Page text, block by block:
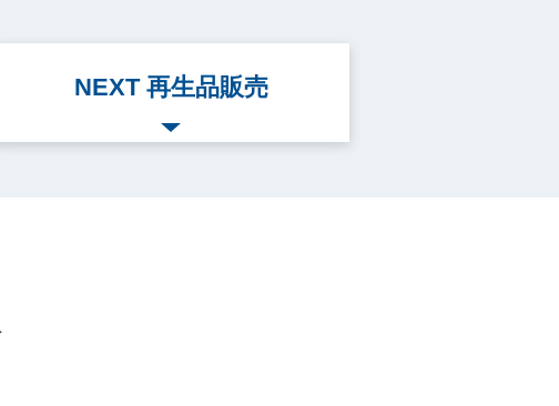
NEXT 再生品販売